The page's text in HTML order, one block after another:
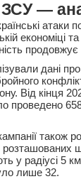
—
економіці
продовжує
дані
Від кінця
проведено
також
у радіусі 5
лише 32.